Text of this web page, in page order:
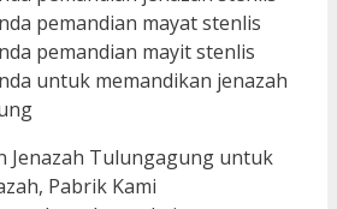
Jenazah Tulungagung untuk
Pabrik Kami